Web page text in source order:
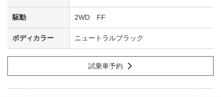
2WD FF
ニュートラルブラック
試乗車予約